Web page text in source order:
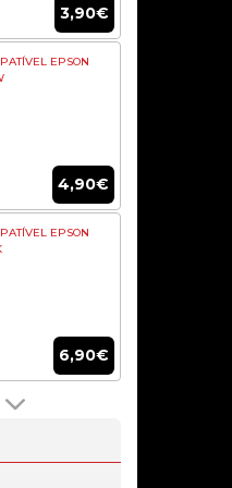
3,90€
EPSON
4,90€
EPSON
6,90€
BROTHER